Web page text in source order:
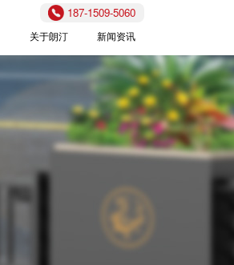
187-1509-5060
关于朗汀 新闻资讯